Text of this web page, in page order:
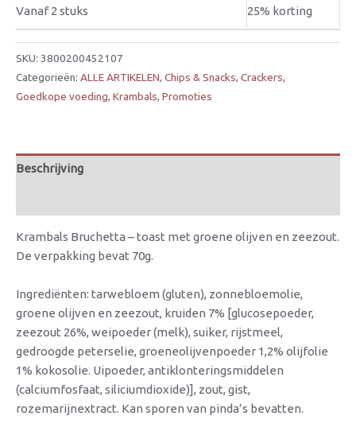
Vanaf 2 stuks 25% korting
SKU: 3800200452107
Categorieën: ALLE ARTIKELEN, Chips & Snacks, Crackers,
Goedkope voeding, Krambals, Promoties
Beschrijving
Krambals Bruchetta – toast met groene olijven en zeezout.
De verpakking bevat 70g.
Ingrediënten: tarwebloem (gluten), zonnebloemolie,
groene olijven en zeezout, kruiden 7% [glucosepoeder,
zeezout 26%, weipoeder (melk), suiker, rijstmeel,
gedroogde peterselie, groeneolijvenpoeder 1,2% olijfolie
1% kokosolie. Uipoeder, antiklonteringsmiddelen
(calciumfosfaat, siliciumdioxide)], zout, gist,
rozemarijnextract. Kan sporen van pinda’s bevatten.